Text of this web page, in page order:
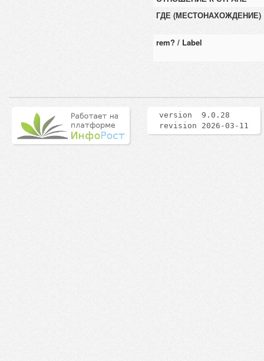
ГДЕ (МЕСТОНАХОЖДЕНИЕ)
rem? / Label
version 9.0.28
revision 2026-03-11